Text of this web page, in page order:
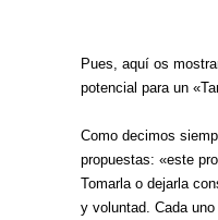
Pues, aquí os
potencial para un
Como decimos
propuestas: «este
Tomarla o dejarla
y voluntad. Cada